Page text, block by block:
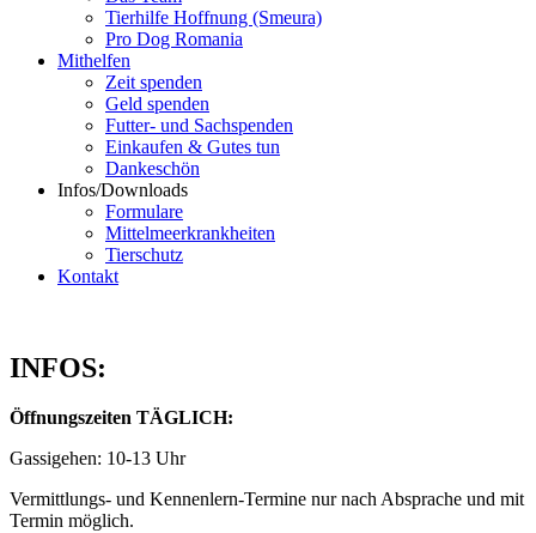
Tierhilfe Hoffnung (Smeura)
Pro Dog Romania
Mithelfen
Zeit spenden
Geld spenden
Futter- und Sachspenden
Einkaufen & Gutes tun
Dankeschön
Infos/Downloads
Formulare
Mittelmeerkrankheiten
Tierschutz
Kontakt
INFOS:
Öffnungszeiten TÄGLICH:
Gassigehen: 10-13 Uhr
Vermittlungs- und Kennenlern-Termine nur nach Absprache und mit
Termin möglich.